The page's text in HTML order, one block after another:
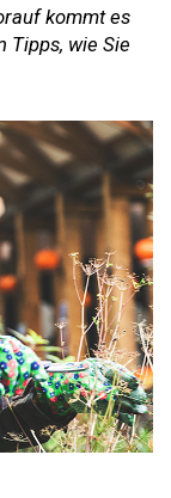
kommt es
Tipps, wie Sie